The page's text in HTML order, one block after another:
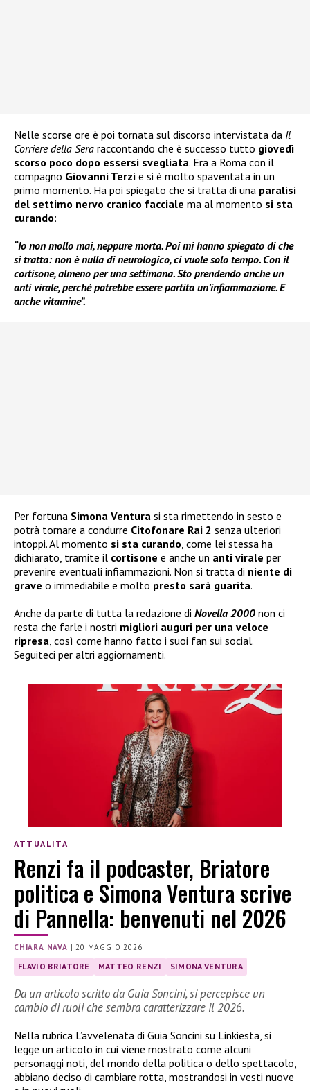
Nelle scorse ore è poi tornata sul discorso intervistata da Il
Corriere della Sera raccontando che è successo tutto giovedì
scorso poco dopo essersi svegliata. Era a Roma con il
compagno Giovanni Terzi e si è molto spaventata in un
primo momento. Ha poi spiegato che si tratta di una paralisi
del settimo nervo cranico facciale ma al momento si sta
curando:
“Io non mollo mai, neppure morta. Poi mi hanno spiegato di che
si tratta: non è nulla di neurologico, ci vuole solo tempo. Con il
cortisone, almeno per una settimana. Sto prendendo anche un
anti virale, perché potrebbe essere partita un’infiammazione. E
anche vitamine”.
Per fortuna Simona Ventura si sta rimettendo in sesto e
potrà tornare a condurre Citofonare Rai 2 senza ulteriori
intoppi. Al momento si sta curando, come lei stessa ha
dichiarato, tramite il cortisone e anche un anti virale per
prevenire eventuali infiammazioni. Non si tratta di niente di
grave o irrimediabile e molto presto sarà guarita.
Anche da parte di tutta la redazione di Novella 2000 non ci
resta che farle i nostri migliori auguri per una veloce
ripresa, così come hanno fatto i suoi fan sui social.
Seguiteci per altri aggiornamenti.
ATTUALITÀ
Renzi fa il podcaster, Briatore
politica e Simona Ventura scrive
di Pannella: benvenuti nel 2026
CHIARA NAVA | 20 MAGGIO 2026
FLAVIO BRIATORE MATTEO RENZI SIMONA VENTURA
Da un articolo scritto da Guia Soncini, si percepisce un
cambio di ruoli che sembra caratterizzare il 2026.
Nella rubrica L’avvelenata di Guia Soncini su Linkiesta, si
legge un articolo in cui viene mostrato come alcuni
personaggi noti, del mondo della politica o dello spettacolo,
abbiano deciso di cambiare rotta, mostrandosi in vesti nuove